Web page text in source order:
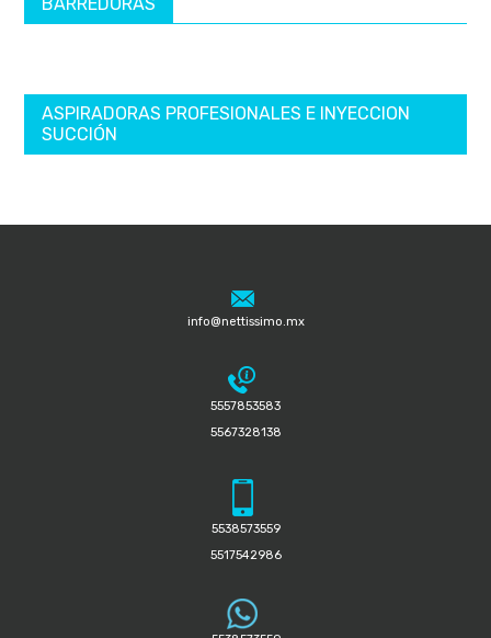
ASPIRADORAS PROFESIONALES E INYECCION
SUCCIÓN
info@nettissimo.mx
5557853583
5567328138
5538573559
5517542986